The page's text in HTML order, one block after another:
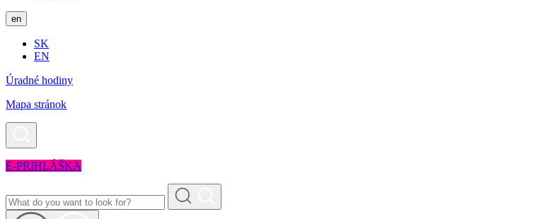
en
SK
EN
Úradné hodiny
Mapa stránok
E-PRIHLÁŠKA